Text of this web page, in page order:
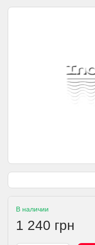
В наличии
1 240 грн